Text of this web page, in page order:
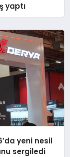
yaptı
yeni nesil
sergiledi